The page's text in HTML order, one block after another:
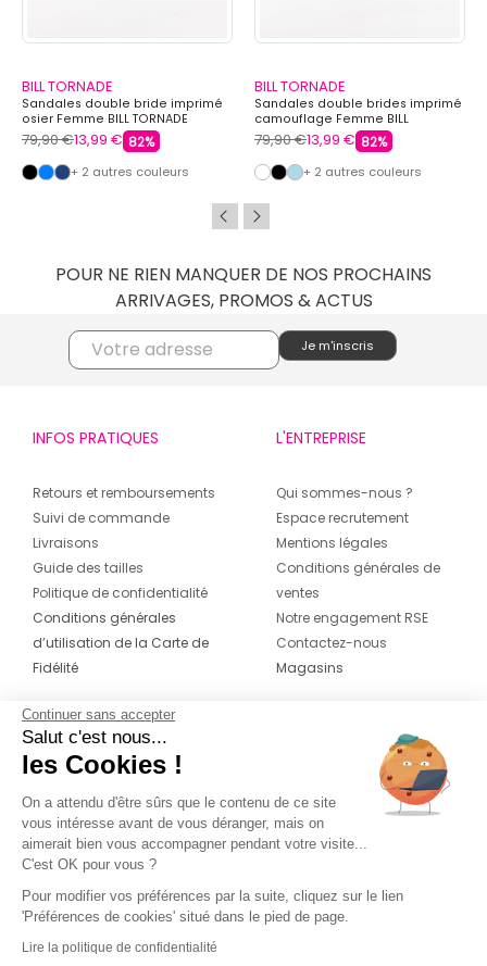
BILL TORNADE
Sandales double bride imprimé
osier Femme BILL TORNADE
79,90 €13,99 € 82%
+ 2 autres couleurs
BILL TORNADE
Sandales double brides imprimé
camouflage Femme BILL
TORNADE
79,90 €13,99 € 82%
+ 2 autres couleurs
POUR NE RIEN MANQUER DE NOS PROCHAINS
ARRIVAGES, PROMOS & ACTUS
INFOS PRATIQUES
Retours et remboursements
Suivi de commande
Livraisons
Guide des tailles
Politique de confidentialité
Conditions générales
d’utilisation de la Carte de
Fidélité
L'ENTREPRISE
Qui sommes-nous ?
Espace recrutement
Mentions légales
Conditions générales de
ventes
Notre engagement RSE
Contactez-nous
Magasins
CONTACT
04 42 20 78 42
Du lundi au jeudi de 8h30 à 16h30 & le
vendredi de 8h30 à 15h30
Continuer sans accepter
Salut c'est nous...
les Cookies !
On a attendu d'être sûrs que le contenu de ce site
vous intéresse avant de vous déranger, mais on
aimerait bien vous accompagner pendant votre visite...
C'est OK pour vous ?
Pour modifier vos préférences par la suite, cliquez sur le lien
'Préférences de cookies' situé dans le pied de page.
Lire la politique de confidentialité